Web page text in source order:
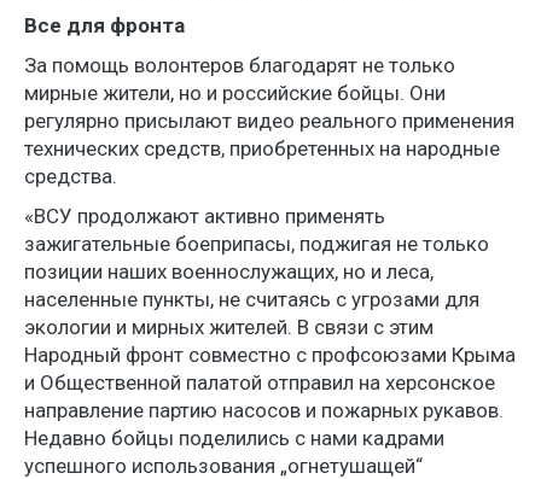
Все для фронта
За помощь волонтеров благодарят не только
мирные жители, но и российские бойцы. Они
регулярно присылают видео реального применения
технических средств, приобретенных на народные
средства.
«ВСУ продолжают активно применять
зажигательные боеприпасы, поджигая не только
позиции наших военнослужащих, но и леса,
населенные пункты, не считаясь с угрозами для
экологии и мирных жителей. В связи с этим
Народный фронт совместно с профсоюзами Крыма
и Общественной палатой отправил на херсонское
направление партию насосов и пожарных рукавов.
Недавно бойцы поделились с нами кадрами
успешного использования „огнетушащей“